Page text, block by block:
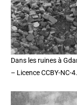
Dans les ruines à
– Licence CCBY-NC-